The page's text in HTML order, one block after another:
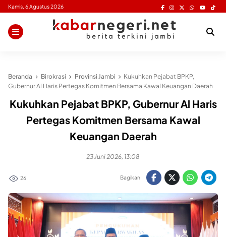
Skip
content
Kamis, 6 Agustus 2026
Beranda Birokrasi Provinsi Jambi
Kukuhkan Pejabat BPKP,
Gubernur Al Haris Pertegas Komitmen Bersama Kawal Keuangan Daerah
Kukuhkan Pejabat BPKP, Gubernur Al Haris
Pertegas Komitmen Bersama Kawal
Keuangan Daerah
23 Juni 2026, 13:08
26 Bagikan: